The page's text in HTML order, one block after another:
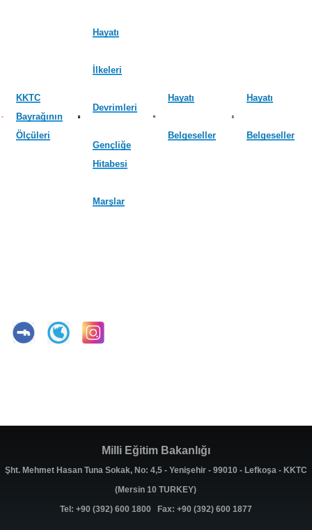
KKTC
Bayrağının
Ölçüleri
Hayatı
İlkeleri
Devrimleri
Gençliğe
Hitabesi
Marşlar
Hayatı
Belgeseller
Hayatı
Belgeseller
Milli Eğitim Bakanlığı
Şht. Mehmet Hasan Tuna Sokak, No: 4,5 - Yenişehir - 99010 - Lefkoşa - KKTC
(Mersin 10 TURKEY)
Tel: +90 (392) 600 1800 Fax: +90 (392) 600 1877